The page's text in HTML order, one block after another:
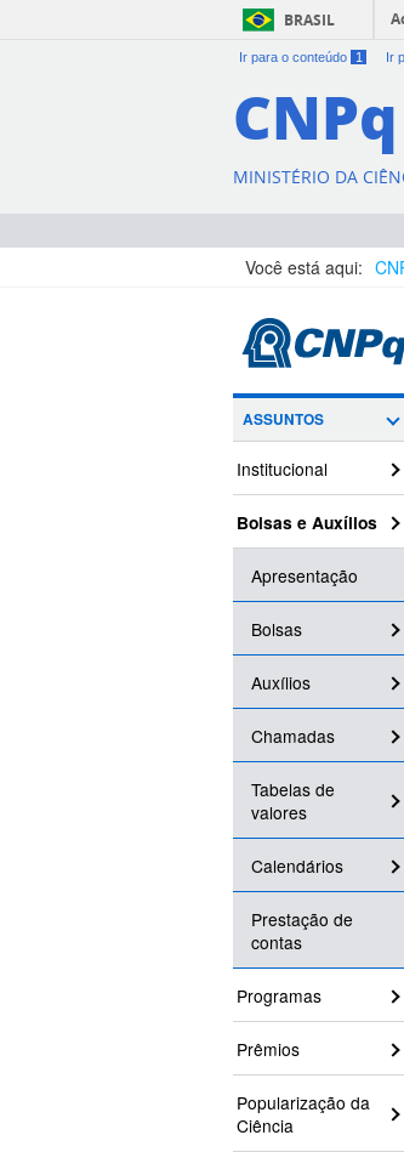
BRASIL
Ir para o conteúdo 1 Ir
CNPq
MINISTÉRIO DA
Você está aqui:
ASSUNTOS
Institucional
Bolsas e Auxílios
Apresentação
Bolsas
Auxílios
Chamadas
Tabelas de
valores
Calendários
Prestação de
contas
Programas
Prêmios
Popularização da
Ciência